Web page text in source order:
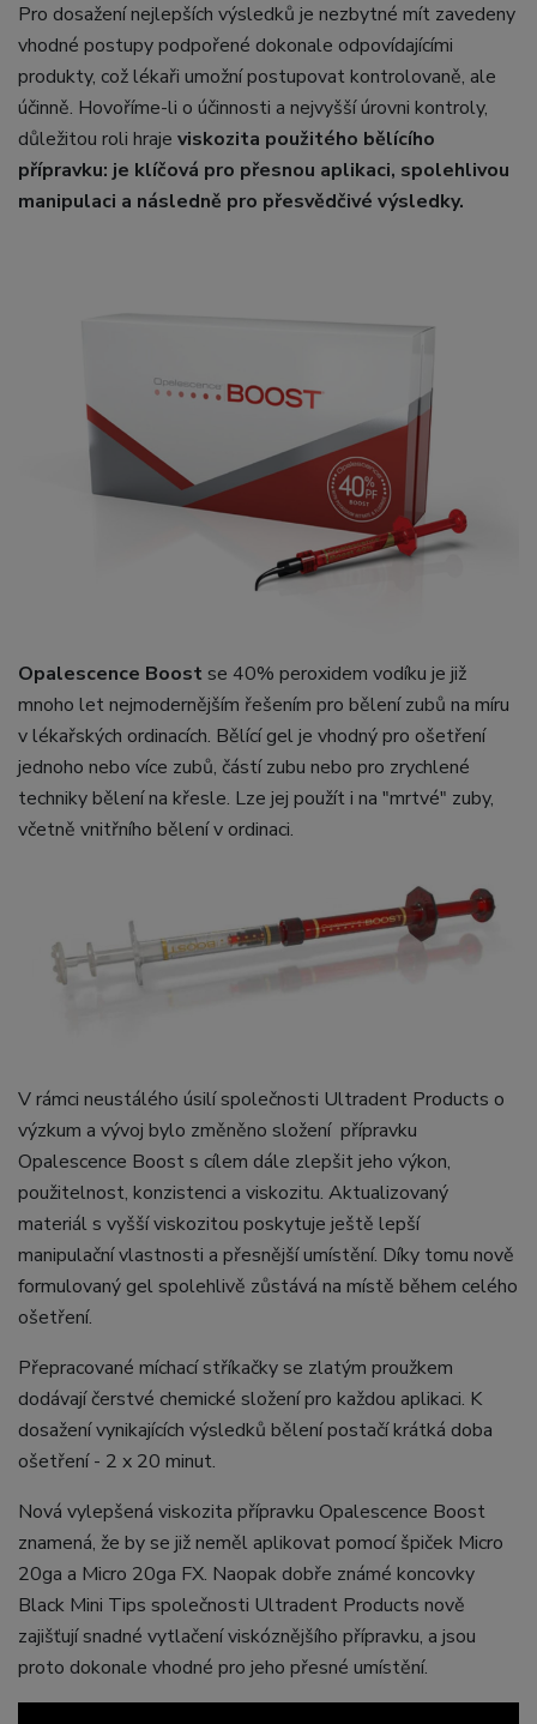
Pro dosažení nejlepších výsledků je nezbytné mít zavedeny
vhodné postupy podpořené dokonale odpovídajícími
produkty, což lékaři umožní postupovat kontrolovaně, ale
účinně. Hovoříme-li o účinnosti a nejvyšší úrovni kontroly,
důležitou roli hraje viskozita použitého bělícího
přípravku: je klíčová pro přesnou aplikaci, spolehlivou
manipulaci a následně pro přesvědčivé výsledky.
Opalescence Boost se 40% peroxidem vodíku je již
mnoho let nejmodernějším řešením pro bělení zubů na míru
v lékařských ordinacích. Bělící gel je vhodný pro ošetření
jednoho nebo více zubů, částí zubu nebo pro zrychlené
techniky bělení na křesle. Lze jej použít i na "mrtvé" zuby,
včetně vnitřního bělení v ordinaci.
V rámci neustálého úsilí společnosti Ultradent Products o
výzkum a vývoj bylo změněno složení přípravku
Opalescence Boost s cílem dále zlepšit jeho výkon,
použitelnost, konzistenci a viskozitu. Aktualizovaný
materiál s vyšší viskozitou poskytuje ještě lepší
manipulační vlastnosti a přesnější umístění. Díky tomu nově
formulovaný gel spolehlivě zůstává na místě během celého
ošetření.
Přepracované míchací stříkačky se zlatým proužkem
dodávají čerstvé chemické složení pro každou aplikaci. K
dosažení vynikajících výsledků bělení postačí krátká doba
ošetření - 2 x 20 minut.
Nová vylepšená viskozita přípravku Opalescence Boost
znamená, že by se již neměl aplikovat pomocí špiček Micro
20ga a Micro 20ga FX. Naopak dobře známé koncovky
Black Mini Tips společnosti Ultradent Products nově
zajišťují snadné vytlačení viskóznějšího přípravku, a jsou
proto dokonale vhodné pro jeho přesné umístění.